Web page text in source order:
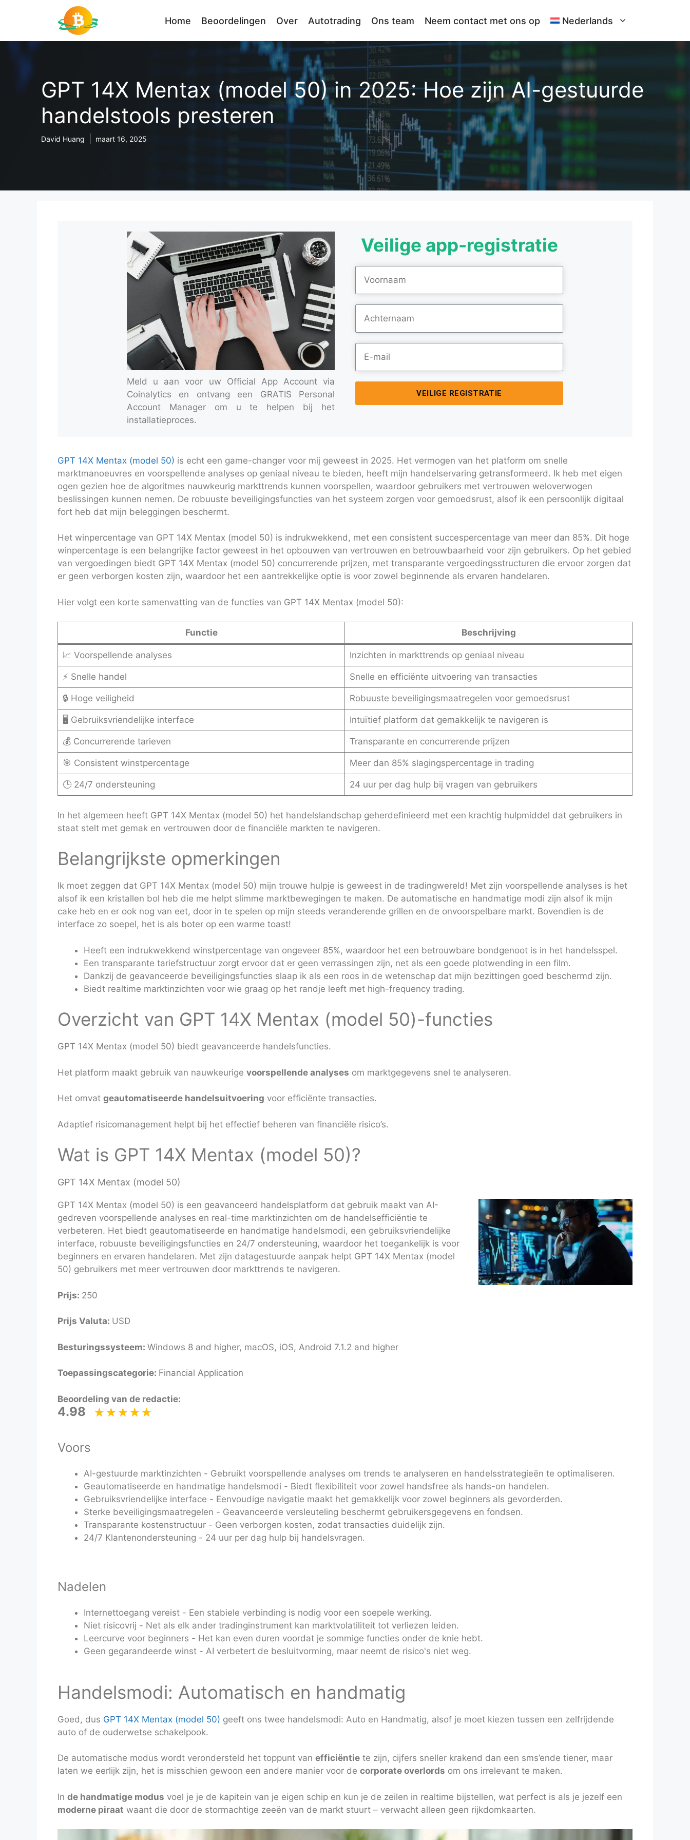
inhoud
Home Beoordelingen Over Autotrading Ons team Neem contact met ons op Nederlands
GPT 14X Mentax (model 50) in 2025: Hoe zijn AI-gestuurde
handelstools presteren
David Huang maart 16, 2025
Meld u aan voor uw Official App Account via
Coinalytics en ontvang een GRATIS Personal
Account Manager om u te helpen bij het
installatieproces.
Veilige app-registratie
VEILIGE REGISTRATIE
GPT 14X Mentax (model 50) is echt een game-changer voor mij geweest in 2025. Het vermogen van het platform om snelle
marktmanoeuvres en voorspellende analyses op geniaal niveau te bieden, heeft mijn handelservaring getransformeerd. Ik heb met eigen
ogen gezien hoe de algoritmes nauwkeurig markttrends kunnen voorspellen, waardoor gebruikers met vertrouwen weloverwogen
beslissingen kunnen nemen. De robuuste beveiligingsfuncties van het systeem zorgen voor gemoedsrust, alsof ik een persoonlijk digitaal
fort heb dat mijn beleggingen beschermt.
Het winpercentage van GPT 14X Mentax (model 50) is indrukwekkend, met een consistent succespercentage van meer dan 85%. Dit hoge
winpercentage is een belangrijke factor geweest in het opbouwen van vertrouwen en betrouwbaarheid voor zijn gebruikers. Op het gebied
van vergoedingen biedt GPT 14X Mentax (model 50) concurrerende prijzen, met transparante vergoedingsstructuren die ervoor zorgen dat
er geen verborgen kosten zijn, waardoor het een aantrekkelijke optie is voor zowel beginnende als ervaren handelaren.
Hier volgt een korte samenvatting van de functies van GPT 14X Mentax (model 50):
Functie Beschrijving
📈 Voorspellende analyses Inzichten in markttrends op geniaal niveau
⚡ Snelle handel Snelle en efficiënte uitvoering van transacties
🔒 Hoge veiligheid Robuuste beveiligingsmaatregelen voor gemoedsrust
🖥️ Gebruiksvriendelijke interface Intuïtief platform dat gemakkelijk te navigeren is
💰 Concurrerende tarieven Transparante en concurrerende prijzen
🎯 Consistent winstpercentage Meer dan 85% slagingspercentage in trading
🕒 24/7 ondersteuning 24 uur per dag hulp bij vragen van gebruikers
In het algemeen heeft GPT 14X Mentax (model 50) het handelslandschap geherdefinieerd met een krachtig hulpmiddel dat gebruikers in
staat stelt met gemak en vertrouwen door de financiële markten te navigeren.
Belangrijkste opmerkingen
Ik moet zeggen dat GPT 14X Mentax (model 50) mijn trouwe hulpje is geweest in de tradingwereld! Met zijn voorspellende analyses is het
alsof ik een kristallen bol heb die me helpt slimme marktbewegingen te maken. De automatische en handmatige modi zijn alsof ik mijn
cake heb en er ook nog van eet, door in te spelen op mijn steeds veranderende grillen en de onvoorspelbare markt. Bovendien is de
interface zo soepel, het is als boter op een warme toast!
Heeft een indrukwekkend winstpercentage van ongeveer 85%, waardoor het een betrouwbare bondgenoot is in het handelsspel.
Een transparante tariefstructuur zorgt ervoor dat er geen verrassingen zijn, net als een goede plotwending in een film.
Dankzij de geavanceerde beveiligingsfuncties slaap ik als een roos in de wetenschap dat mijn bezittingen goed beschermd zijn.
Biedt realtime marktinzichten voor wie graag op het randje leeft met high-frequency trading.
Overzicht van GPT 14X Mentax (model 50)-functies
GPT 14X Mentax (model 50) biedt geavanceerde handelsfuncties.
Het platform maakt gebruik van nauwkeurige voorspellende analyses om marktgegevens snel te analyseren.
Het omvat geautomatiseerde handelsuitvoering voor efficiënte transacties.
Adaptief risicomanagement helpt bij het effectief beheren van financiële risico’s.
Wat is GPT 14X Mentax (model 50)?
GPT 14X Mentax (model 50)
GPT 14X Mentax (model 50) is een geavanceerd handelsplatform dat gebruik maakt van AI-
gedreven voorspellende analyses en real-time marktinzichten om de handelsefficiëntie te
verbeteren. Het biedt geautomatiseerde en handmatige handelsmodi, een gebruiksvriendelijke
interface, robuuste beveiligingsfuncties en 24/7 ondersteuning, waardoor het toegankelijk is voor
beginners en ervaren handelaren. Met zijn datagestuurde aanpak helpt GPT 14X Mentax (model
50) gebruikers met meer vertrouwen door markttrends te navigeren.
Prijs: 250
Prijs Valuta: USD
Besturingssysteem: Windows 8 and higher, macOS, iOS, Android 7.1.2 and higher
Toepassingscategorie: Financial Application
Beoordeling van de redactie:
4.98
Voors
AI-gestuurde marktinzichten - Gebruikt voorspellende analyses om trends te analyseren en handelsstrategieën te optimaliseren.
Geautomatiseerde en handmatige handelsmodi - Biedt flexibiliteit voor zowel handsfree als hands-on handelen.
Gebruiksvriendelijke interface - Eenvoudige navigatie maakt het gemakkelijk voor zowel beginners als gevorderden.
Sterke beveiligingsmaatregelen - Geavanceerde versleuteling beschermt gebruikersgegevens en fondsen.
Transparante kostenstructuur - Geen verborgen kosten, zodat transacties duidelijk zijn.
24/7 Klantenondersteuning - 24 uur per dag hulp bij handelsvragen.
Nadelen
Internettoegang vereist - Een stabiele verbinding is nodig voor een soepele werking.
Niet risicovrij - Net als elk ander tradinginstrument kan marktvolatiliteit tot verliezen leiden.
Leercurve voor beginners - Het kan even duren voordat je sommige functies onder de knie hebt.
Geen gegarandeerde winst - AI verbetert de besluitvorming, maar neemt de risico's niet weg.
Handelsmodi: Automatisch en handmatig
Goed, dus GPT 14X Mentax (model 50) geeft ons twee handelsmodi: Auto en Handmatig, alsof je moet kiezen tussen een zelfrijdende
auto of de ouderwetse schakelpook.
De automatische modus wordt verondersteld het toppunt van efficiëntie te zijn, cijfers sneller krakend dan een sms’ende tiener, maar
laten we eerlijk zijn, het is misschien gewoon een andere manier voor de corporate overlords om ons irrelevant te maken.
In de handmatige modus voel je je de kapitein van je eigen schip en kun je de zeilen in realtime bijstellen, wat perfect is als je jezelf een
moderne piraat waant die door de stormachtige zeeën van de markt stuurt – verwacht alleen geen rijkdomkaarten.